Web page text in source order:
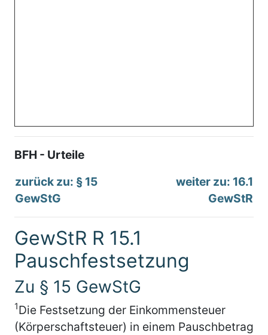
BFH - Urteile
zurück zu: § 15
GewStG
weiter zu: 16.1
GewStR
GewStR R 15.1
Pauschfestsetzung
Zu § 15 GewStG
1Die Festsetzung der Einkommensteuer
(Körperschaftsteuer) in einem Pauschbetrag